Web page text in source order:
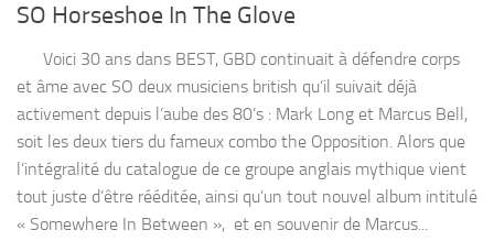
SO Horseshoe In The Glove
Voici 30 ans dans BEST, GBD continuait à défendre corps
et âme avec SO deux musiciens british qu’il suivait déjà
activement depuis l’aube des 80’s : Mark Long et Marcus Bell,
soit les deux tiers du fameux combo the Opposition. Alors que
l’intégralité du catalogue de ce groupe anglais mythique vient
tout juste d’être rééditée, ainsi qu’un tout nouvel album intitulé
« Somewhere In Between », et en souvenir de Marcus...